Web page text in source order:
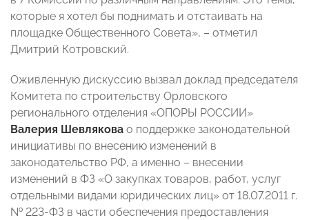
которые я хотел бы поднимать и отстаивать на
площадке Общественного Совета», – отметил
Дмитрий Котровский.
Оживленную дискуссию вызвал доклад председателя
Комитета по строительству Орловского
регионального отделения «ОПОРЫ РОССИИ»
Валерия Шевлякова о поддержке законодательной
инициативы по внесению изменений в
законодательство РФ, а именно – внесении
изменений в ФЗ «О закупках товаров, работ, услуг
отдельными видами юридических лиц» от 18.07.2011 г.
№ 223-ФЗ в части обеспечения предоставления